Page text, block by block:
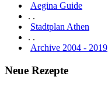
Aegina Guide
. .
Stadtplan Athen
. .
Archive 2004 - 2019
Neue Rezepte